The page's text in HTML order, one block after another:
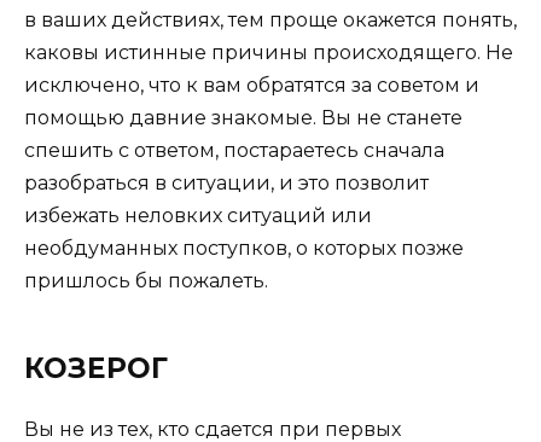
в ваших действиях, тем проще окажется понять,
каковы истинные причины происходящего. Не
исключено, что к вам обратятся за советом и
помощью давние знакомые. Вы не станете
спешить с ответом, постараетесь сначала
разобраться в ситуации, и это позволит
избежать неловких ситуаций или
необдуманных поступков, о которых позже
пришлось бы пожалеть.
КОЗЕРОГ
Вы не из тех, кто сдается при первых